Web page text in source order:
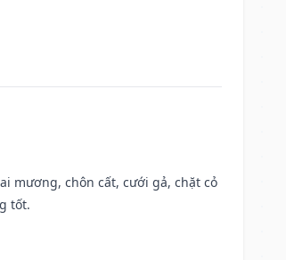
mương, chôn cất, cưới gả, chặt cỏ
tốt.